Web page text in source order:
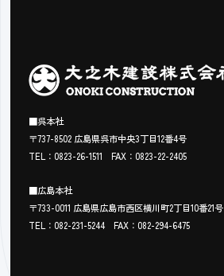
■呉本社
〒737-8502 広島県呉市中央3丁目12番4号
TEL：0823-26-1511 FAX：0823-22-2405
■広島本社
〒733-0011 広島県広島市西区横川町2丁目10番21号
TEL：082-231-5244 FAX：082-294-6475